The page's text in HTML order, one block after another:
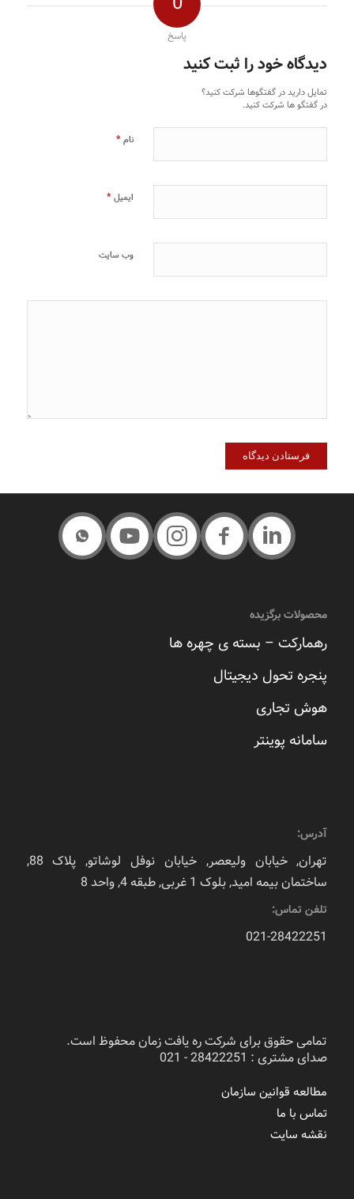
پاسخ
دیدگاه خود را ثبت کنید
تمایل دارید در گفتگوها شرکت کنید؟
در گفتگو ها شرکت کنید.
نام*
ایمیل*
وب‌ سایت
محصولات برگزیده
رهمارکت – بسته ی چهره ها
پنجره تحول دیجیتال
هوش تجاری
سامانه پوینتر
آدرس:
تهران, خیابان ولیعصر, خیابان نوفل لوشاتو, پلاک 88,
ساختمان بیمه امید, بلوک 1 غربی, طبقه 4, واحد 8
تلفن تماس:
021-28422251
تمامی حقوق برای شرکت ره یافت زمان محفوظ است.
صدای مشتری : 28422251 - 021
مطالعه قوانین سازمان
تماس با ما
نقشه سایت